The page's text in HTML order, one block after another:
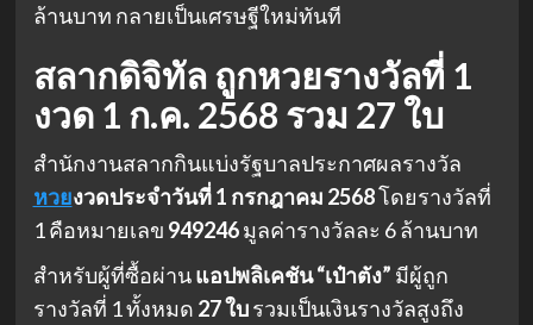
ล้านบาท กลายเป็นเศรษฐีใหม่ทันที
สลากดิจิทัล ถูกหวยรางวัลที่ 1
งวด 1 ก.ค. 2568 รวม 27 ใบ
สำนักงานสลากกินแบ่งรัฐบาลประกาศผลรางวัล
หวยงวดประจำวันที่ 1 กรกฎาคม 2568โดยรางวัลที่
1 คือหมายเลข 949246มูลค่ารางวัลละ 6 ล้านบาท
สำหรับผู้ที่ซื้อผ่านแอปพลิเคชัน “เป๋าตัง” มีผู้ถูก
รางวัลที่ 1 ทั้งหมด 27 ใบรวมเป็นเงินรางวัลสูงถึง